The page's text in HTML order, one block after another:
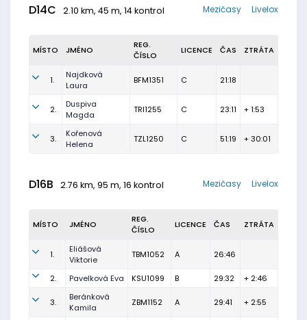
D14C 2.10 km, 45 m, 14 kontrol Livelox
Mezičasy
MÍSTO JMÉNO
REG.
ČÍSLO
LICENCE ČAS ZTRÁTA
1.
Najdková
Laura
BFM1351 C 21:18
2.
Duspiva
Magda
TRI1255 C 23:11 + 1:53
3.
Kořenová
Helena
TZL1250 C 51:19 + 30:01
D16B 2.76 km, 95 m, 16 kontrol Livelox
Mezičasy
MÍSTO JMÉNO
REG.
ČÍSLO
LICENCE ČAS ZTRÁTA
1.
Eliášová
Viktorie
TBM1052 A 26:46
2. Pavelková Eva KSU1099 B 29:32 + 2:46
3.
Beránková
Kamila
ZBM1152 A 29:41 + 2:55